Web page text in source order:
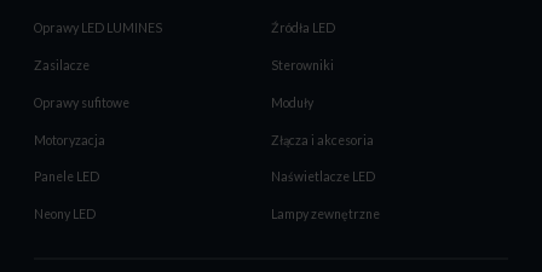
Oprawy LED LUMINES Źródła LED
Zasilacze Sterowniki
Oprawy sufitowe Moduły
Motoryzacja Złącza i akcesoria
Panele LED Naświetlacze LED
Neony LED Lampy zewnętrzne